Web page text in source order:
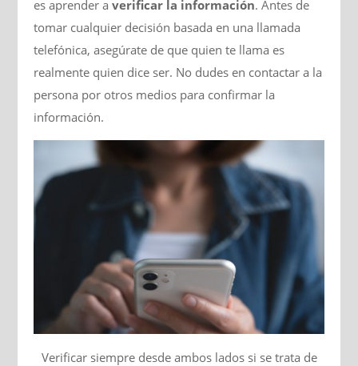
es aprender averificar la información. Antes de
tomar cualquier decisión basada en una llamada
telefónica, asegúrate de que quien te llama es
realmente quien dice ser. No dudes en contactar a la
persona por otros medios para confirmar la
información.
Verificar siempre desde ambos lados si se trata de